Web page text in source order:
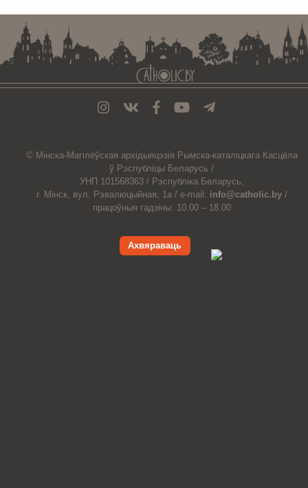
© Мiнска-Магiлёўская архiдыяцэзiя Рымска-каталіцкага Касцёла
ў Рэспубліцы Беларусь /
УНП 101568363 / Рэспубліка Беларусь,
г. Мінск, вул. Рэвалюцыйная, 1а / e-mail: info@catholic.by /
працоўныя гадзіны: 10.00 – 18.00
Ахвяраваць